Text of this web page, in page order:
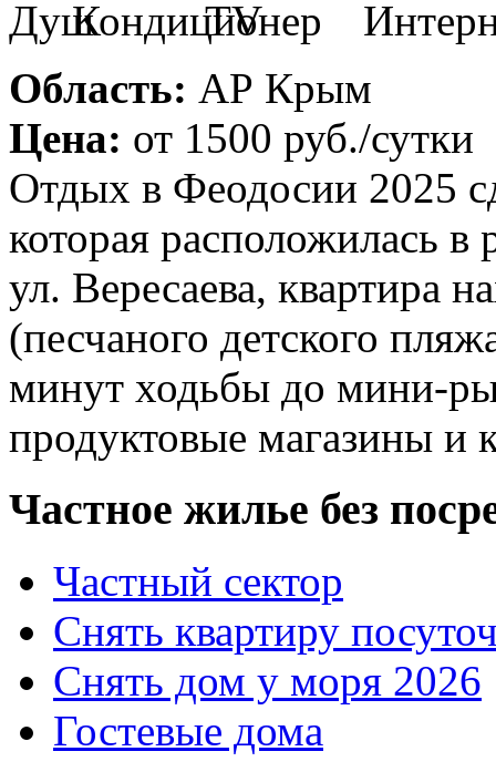
Область: АР Крым
Цена: от 1500 руб./сутки
Отдых в Феодосии 2025
которая расположилась в
ул. Вересаева, квартира
(песчаного детского
минут ходьбы до мини-
продуктовые магазины и
Частное жилье без
Частный сектор
Снять квартиру
Снять дом у моря 2026
Гостевые дома